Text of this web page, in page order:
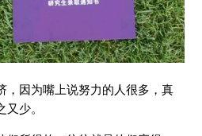
，因为嘴上说努力的人很多，真
少。